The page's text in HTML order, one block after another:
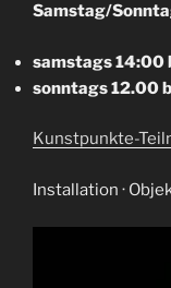
Samstag/
samstags 14:00
sonntags 12.00
Kunstpunkte-
Installation ·